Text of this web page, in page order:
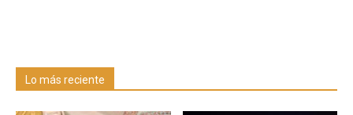
Lo más reciente